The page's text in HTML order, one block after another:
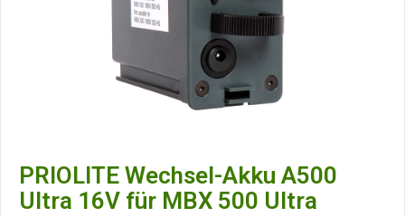
PRIOLITE Wechsel-Akku A500
Ultra 16V für MBX 500 Ultra